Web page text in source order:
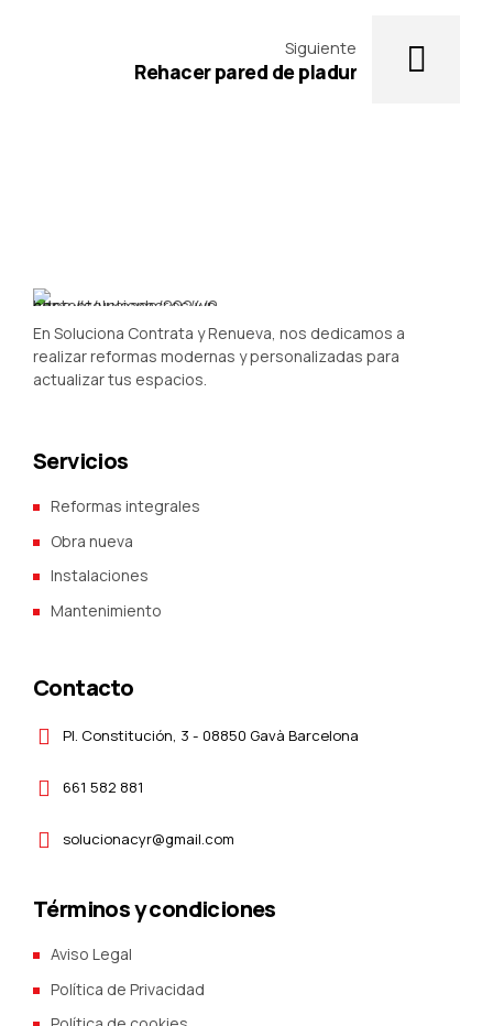
Siguiente
Rehacer pared de pladur
En Soluciona Contrata y Renueva, nos dedicamos a
realizar reformas modernas y personalizadas para
actualizar tus espacios.
Servicios
Reformas integrales
Obra nueva
Instalaciones
Mantenimiento
Contacto
Pl. Constitución, 3 - 08850 Gavà Barcelona
661 582 881
solucionacyr@gmail.com
Términos y condiciones
Aviso Legal
Política de Privacidad